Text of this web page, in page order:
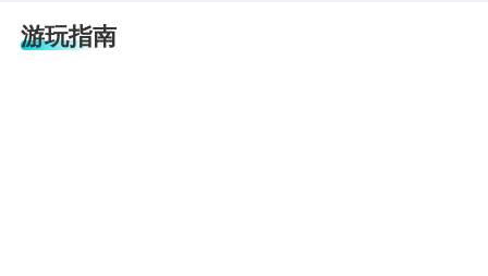
游玩指南